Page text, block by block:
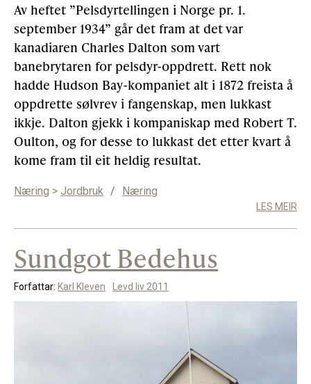
Av heftet ”Pelsdyrtellingen i Norge pr. 1.
september 1934” går det fram at det var
kanadiaren Charles Dalton som vart
banebrytaren for pelsdyr-oppdrett. Rett nok
hadde Hudson Bay-kompaniet alt i 1872 freista å
oppdrette sølvrev i fangenskap, men lukkast
ikkje. Dalton gjekk i kompaniskap med Robert T.
Oulton, og for desse to lukkast det etter kvart å
kome fram til eit heldig resultat.
Næring > Jordbruk / Næring
LES MEIR
Sundgot Bedehus
Forfattar: Karl Kleven Levd liv 2011